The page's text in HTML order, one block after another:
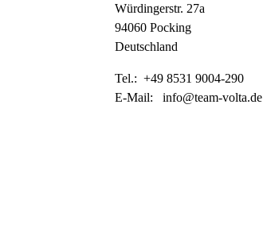
Würdingerstr. 27a
94060 Pocking
Deutschland
Tel.: +49 8531 9004-290
E-Mail: info@team-volta.de